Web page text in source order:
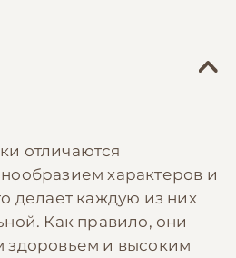
отличаются
характеров и
делает каждую из них
Как правило, они
здоровьем и высоким